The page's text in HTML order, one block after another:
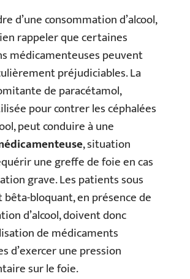
d’une consommation d’alcool,
rappeler que certaines
médicamenteuses peuvent
préjudiciables. La
de paracétamol,
pour contrer les céphalées
peut conduire à une
, situation
une greffe de foie en cas
grave. Les patients sous
bloquant, en présence de
d’alcool, doivent donc
de médicaments
d’exercer une pression
sur le foie.